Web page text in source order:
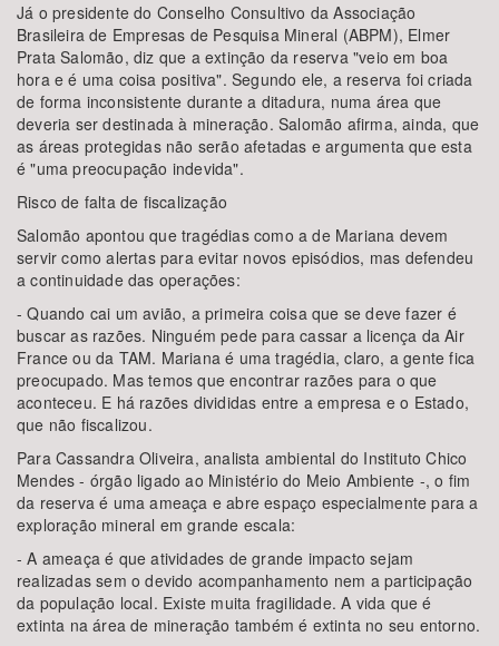
Já o presidente do Conselho Consultivo da Associação
Brasileira de Empresas de Pesquisa Mineral (ABPM), Elmer
Prata Salomão, diz que a extinção da reserva "veio em boa
hora e é uma coisa positiva". Segundo ele, a reserva foi criada
de forma inconsistente durante a ditadura, numa área que
deveria ser destinada à mineração. Salomão afirma, ainda, que
as áreas protegidas não serão afetadas e argumenta que esta
é "uma preocupação indevida".
Risco de falta de fiscalização
Salomão apontou que tragédias como a de Mariana devem
servir como alertas para evitar novos episódios, mas defendeu
a continuidade das operações:
- Quando cai um avião, a primeira coisa que se deve fazer é
buscar as razões. Ninguém pede para cassar a licença da Air
France ou da TAM. Mariana é uma tragédia, claro, a gente fica
preocupado. Mas temos que encontrar razões para o que
aconteceu. E há razões divididas entre a empresa e o Estado,
que não fiscalizou.
Para Cassandra Oliveira, analista ambiental do Instituto Chico
Mendes - órgão ligado ao Ministério do Meio Ambiente -, o fim
da reserva é uma ameaça e abre espaço especialmente para a
exploração mineral em grande escala:
- A ameaça é que atividades de grande impacto sejam
realizadas sem o devido acompanhamento nem a participação
da população local. Existe muita fragilidade. A vida que é
extinta na área de mineração também é extinta no seu entorno.